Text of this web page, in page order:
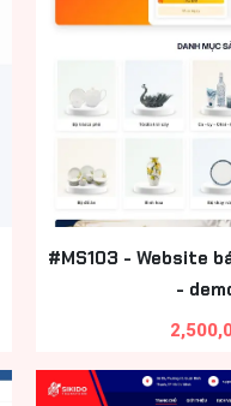
#MS103 - Website
-